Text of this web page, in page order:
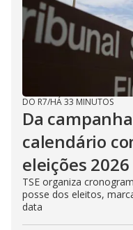
DO R7/HÁ 33 MINUTOS
Da
calendário
eleições 2026
TSE organiza
posse dos eleitos,
data